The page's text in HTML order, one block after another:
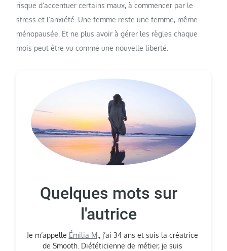
risque d’accentuer certains maux, à commencer par le
stress et l’anxiété. Une femme reste une femme, même
ménopausée. Et ne plus avoir à gérer les règles chaque
mois peut être vu comme une nouvelle liberté.
Quelques mots sur
l'autrice
Je m’appelle Émilia M., j’ai 34 ans et suis la créatrice
de Smooth. Diététicienne de métier, je suis